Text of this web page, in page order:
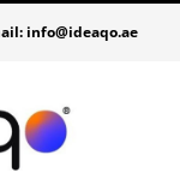
info@ideaqo.ae